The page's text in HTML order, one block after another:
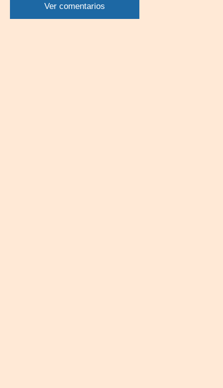
WhatsApp
TwitterFacebookLinkedin
Ver comentarios